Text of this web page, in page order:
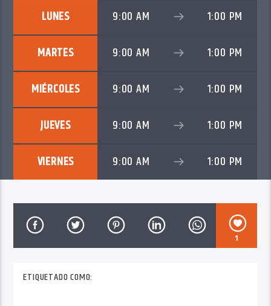
LUNES 9:00 AM 1:00 PM
MARTES 9:00 AM 1:00 PM
MIÉRCOLES 9:00 AM 1:00 PM
JUEVES 9:00 AM 1:00 PM
VIERNES 9:00 AM 1:00 PM
1
ETIQUETADO COMO: